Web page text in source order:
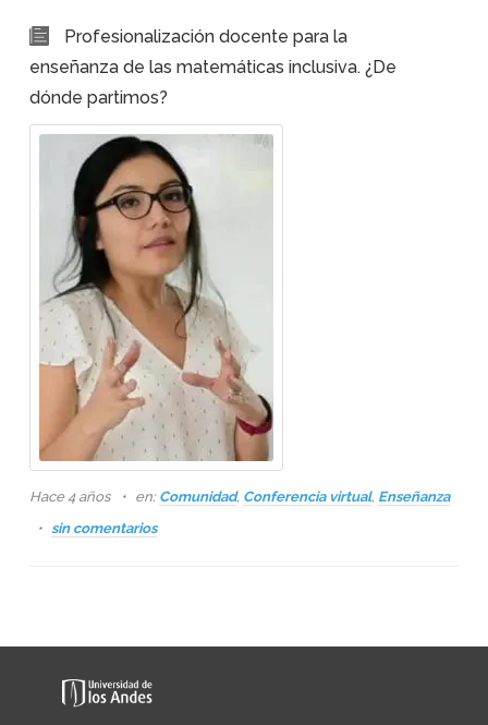
Profesionalización docente para la
enseñanza de las matemáticas inclusiva. ¿De
dónde partimos?
Hace 4 años en: Comunidad, Conferencia virtual, Enseñanza
sin comentarios